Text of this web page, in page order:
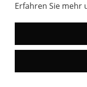
Anreise
Mit dem Auto
´ auf die B31, am
Donaueschingen.
Stadttunnel auf
Erfahren Sie mehr